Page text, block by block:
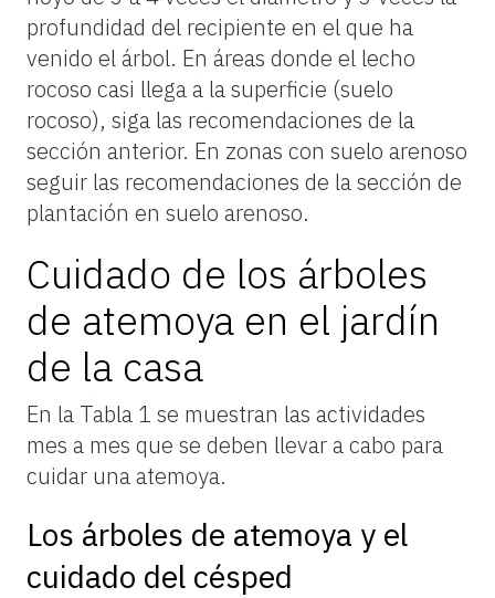
profundidad del recipiente en el que ha
venido el árbol. En áreas donde el lecho
rocoso casi llega a la superficie (suelo
rocoso), siga las recomendaciones de la
sección anterior. En zonas con suelo arenoso
seguir las recomendaciones de la sección de
plantación en suelo arenoso.
Cuidado de los árboles
de atemoya en el jardín
de la casa
En la Tabla 1 se muestran las actividades
mes a mes que se deben llevar a cabo para
cuidar una atemoya.
Los árboles de atemoya y el
cuidado del césped